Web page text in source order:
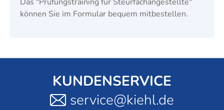
können Sie im Formular bequem mitbestellen.
KUNDENSERVICE
service@kiehl.de